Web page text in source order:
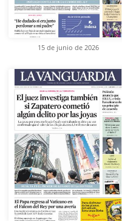
15 de junio de 2026